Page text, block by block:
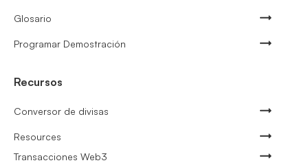
Glosario
Programar Demostración
Recursos
Conversor de divisas
Resources
Transacciones Web3